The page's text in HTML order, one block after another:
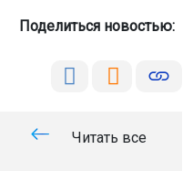
Поделиться новостью:
Читать все